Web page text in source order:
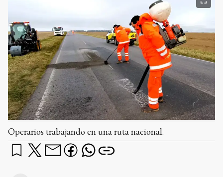
Operarios trabajando en una ruta nacional.